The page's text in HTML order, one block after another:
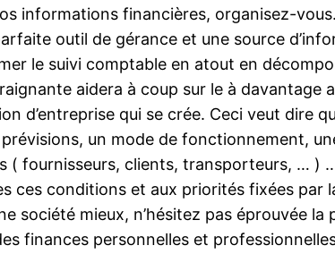
informations financières, organisez-
outil de gérance et une source
le suivi comptable en atout en
aidera à coup sur le à davantage
d’entreprise qui se crée. Ceci veut dire
un mode de fonctionnement,
( fournisseurs, clients, transporteurs, … )
ces conditions et aux priorités fixées par
société mieux, n’hésitez pas éprouvée la
finances personnelles et